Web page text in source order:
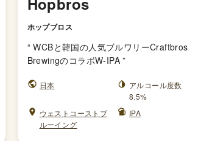
ホップブロス
“WCBと韓国の人気ブルワリーCraftbros
BrewingのコラボW-IPA ”
日本
アルコール度数
8.5%
ウェストコーストブ
ルーイング
IPA